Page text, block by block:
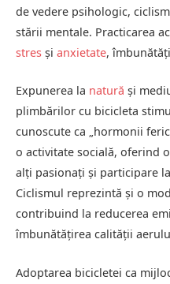
de vedere psihologic,
stării mentale. Practicarea
stres și anxietate,
Expunerea la natură și
plimbărilor cu bicicleta
cunoscute ca „hormonii
o activitate socială, oferind
alți pasionați și participare
Ciclismul reprezintă și o
contribuind la reducerea
îmbunătățirea calității
Adoptarea bicicletei ca